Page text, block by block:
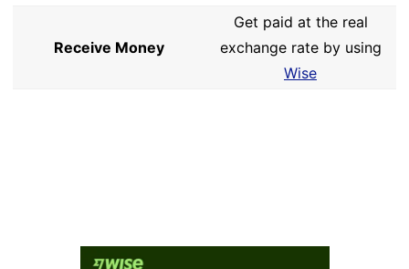
Receive Money
Get paid at the real
exchange rate by using
Wise